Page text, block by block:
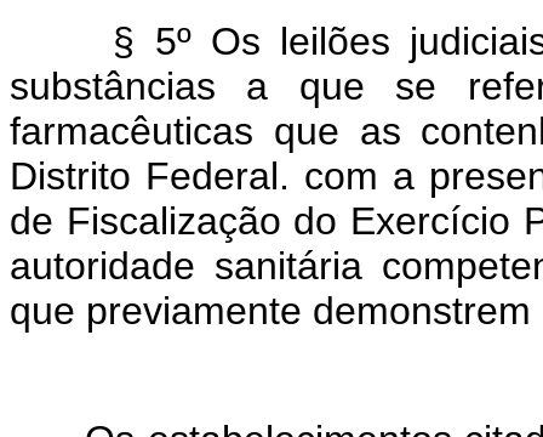
§ 5º Os leilões judiciais
substâncias a que se
farmacêuticas que as
Distrito Federal. com a
de Fiscalização do Exercício
autoridade sanitária
que previamente